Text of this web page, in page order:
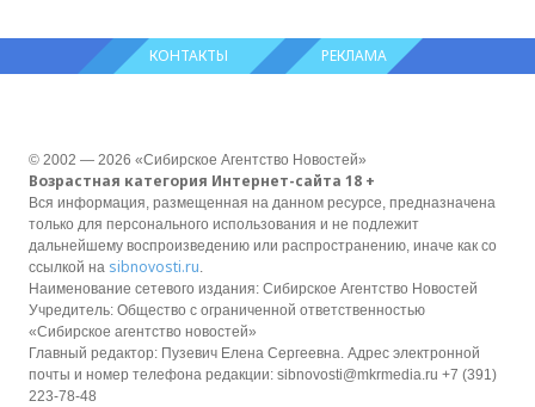
КОНТАКТЫ РЕКЛАМА
© 2002 — 2026 «Сибирское Агентство Новостей»
Возрастная категория Интернет-сайта 18 +
Вся информация, размещенная на данном ресурсе, предназначена
только для персонального использования и не подлежит
дальнейшему воспроизведению или распространению, иначе как со
ссылкой на sibnovosti.ru.
Наименование сетевого издания: Сибирское Агентство Новостей
Учредитель: Общество с ограниченной ответственностью
«Сибирское агентство новостей»
Главный редактор: Пузевич Елена Сергеевна. Адрес электронной
почты и номер телефона редакции: sibnovosti@mkrmedia.ru +7 (391)
223-78-48